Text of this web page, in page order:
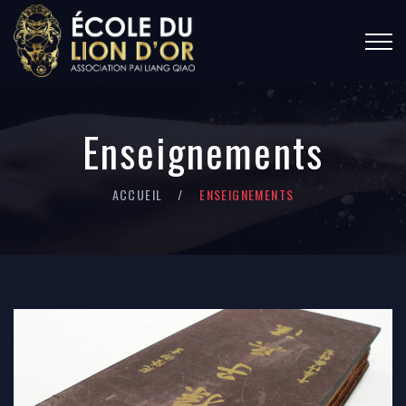
Enseignements
ACCUEIL ENSEIGNEMENTS